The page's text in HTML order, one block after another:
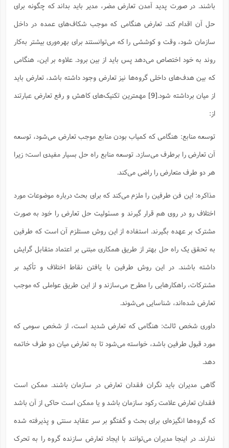
باشند. در صورت پدید آمدن تعارض مضر، مدیر باید بداند که چگونه برای
حل آن اقدام کند. تعارض هنگامی که موجب شکاف‌های عمده در داخل
سازمان شود، وقت و کوششی را که می‌توانستند برای بهره‌وری بیشتر به‌کار
روند به خود اختصاص می‌دهد پس باید از بین برود. علاوه بر این، هنگامی
که بین هدف‌های داخلی گروه‌ها نیز تعارض وجود داشته باشد، تعارض باید
از میان برداشته شود.[9]
مهمترین تکنیک‌های کاهش و رفع تعارض عبارتند
از:
توسعه منابع: هنگامی که کمیاب بودن منابع موجب تعارض می‌شود، توسعه
آن تعارض را برطرف می‌سازد. توسعه منابع راه حل بسیار مفیدی است؛ زیرا
هر دو طرف متعارض را راضی می‌کند.
مذاکره: این فن طرفین را ملزم می‌کند که برای بحث درباره موضوعات مورد
اختلاف رو در روی هم قرار گیرند و مسئولیت حل تعارض را خود به صورت
مشترک بر عهده بگیرند. استفاده از این روش مستلزم آن است که طرفین
به تحقق یک راه حل بهتر از طریق همکاری مبتنی بر اعتماد متقابل گرایش
داشته باشند. در این روش طرفین با یافتن نقاط اختلاف و تأکید بر
مشترکات، راهکارهایی را مطرح می‌سازند و از این طریق عواملی که موجب
تعارض شده‌اند، شناسایی می‌شوند.
داوری شخص ثالث: هنگامی که تعارض شدید است، از شخص سومی که
مورد قبول طرفین باشد، خواسته می‌شود تا به تعارض میان دو طرف خاتمه
دهد.
گاهی مدیران باید نگران فقدان تعارض در سازمان باشند. ممکن است
فقدان تعارض علامت رکود سازمان باشد و یا ممکن است حاکی از آن باشد
که گروه‌ها انگیزه‌ای برای بحث و گفتگو بر سر عقاید سنتی و پذیرفته شده
ندارند. در اینجا مدیران می‌توانند با ایجاد تعارض سازنده گروه را به تحرک